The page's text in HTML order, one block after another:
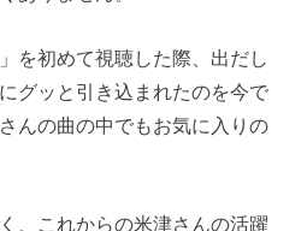
を初めて視聴した際、出だし
グッと引き込まれたのを今で
んの曲の中でもお気に入りの
、これからの米津さんの活躍